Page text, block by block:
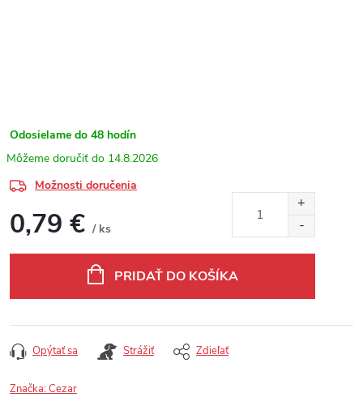
Odosielame do 48 hodín
14.8.2026
Možnosti doručenia
0,79 € / ks
PRIDAŤ DO KOŠÍKA
Opýtať sa Strážiť Zdieľať
Značka:Cezar